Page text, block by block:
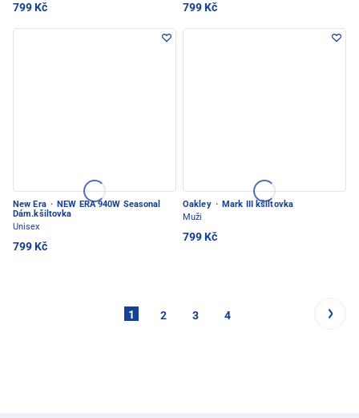
799 Kč 799 Kč
New Era · NEW ERA 940W Seasonal
Dám.kšiltovka
Unisex
799 Kč
Oakley · Mark III kšiltovka
Muži
799 Kč
1 2 3 4